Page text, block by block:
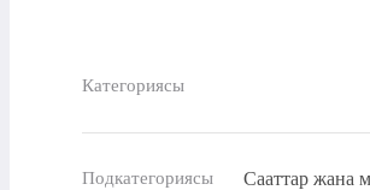
Категориясы
Подкатегориясы Сааттар жана